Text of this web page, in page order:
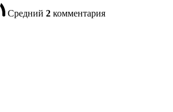
Средний 2 комментария